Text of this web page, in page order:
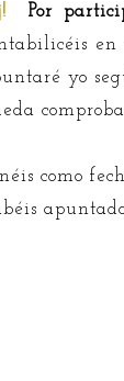
¡! Por
en
yo
como